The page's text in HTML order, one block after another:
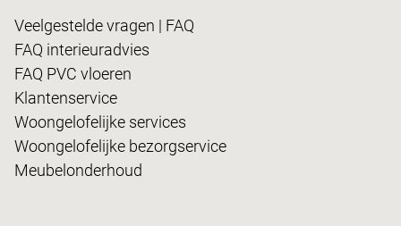
Veelgestelde vragen | FAQ
FAQ interieuradvies
FAQ PVC vloeren
Klantenservice
Woongelofelijke services
Woongelofelijke bezorgservice
Meubelonderhoud